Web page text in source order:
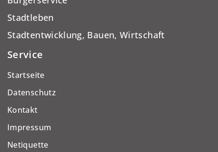
Stadtleben
Stadtentwicklung, Bauen, Wirtschaft
Service
Startseite
Datenschutz
Kontakt
Impressum
Netiquette